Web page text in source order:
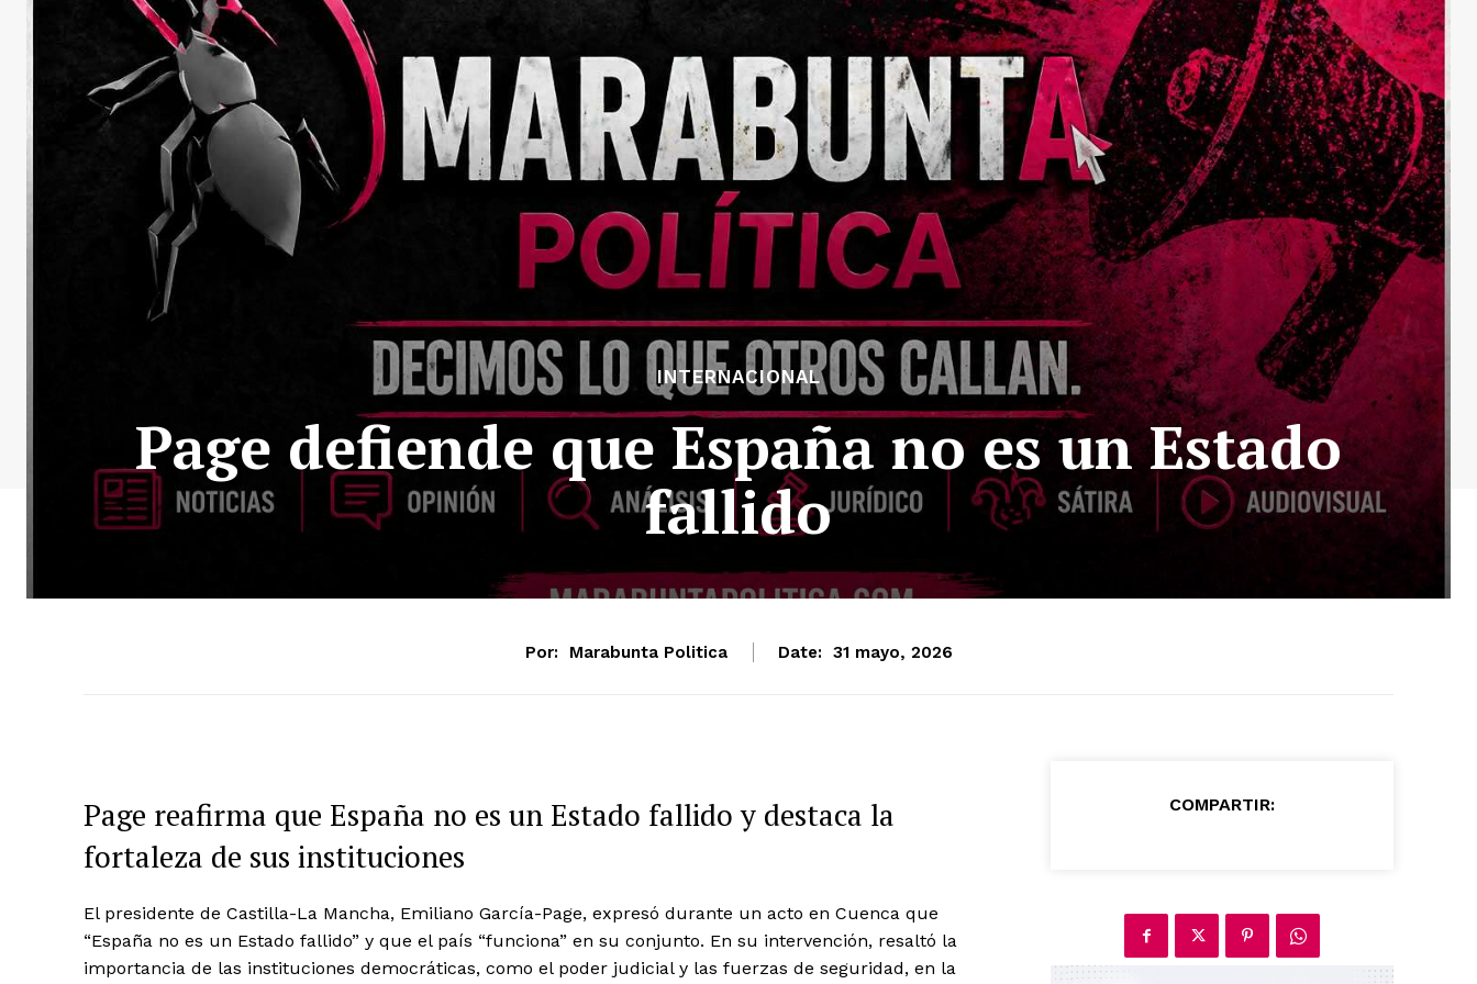
INTERNACIONAL
Page defiende que España no es un Estado
fallido
Por: Marabunta Politica Date: 31 mayo, 2026
Page reafirma que España no es un Estado fallido y destaca la
fortaleza de sus instituciones
El presidente de Castilla-La Mancha, Emiliano García-Page, expresó durante un acto en Cuenca que
“España no es un Estado fallido” y que el país “funciona” en su conjunto. En su intervención, resaltó la
importancia de las instituciones democráticas, como el poder judicial y las fuerzas de seguridad, en la
COMPARTIR: